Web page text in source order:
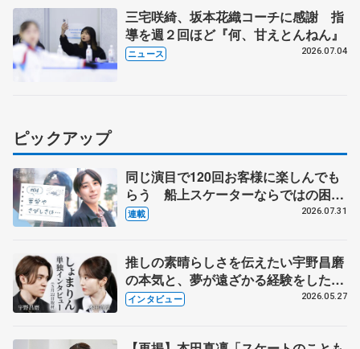
三宅咲綺、坂本花織コーチに感謝 指
導を週２回ほど『何、甘えとんねん』
ニュース 2026.07.04
ピックアップ
同じ演目で120回お客様に楽しんでも
らう 船上スケーターならではの困難
とは 影響あったPIW前キャプテン松
連載 2026.07.31
推しの素晴らしさを伝えたい宇野昌磨
の本気と、夢が遠ざかる経験をした本
田真凜の覚悟
インタビュー 2026.05.27